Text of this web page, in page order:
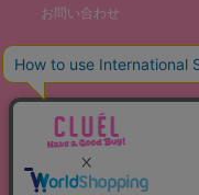
お問い合わせ
©THE STOCKS CO., LTD